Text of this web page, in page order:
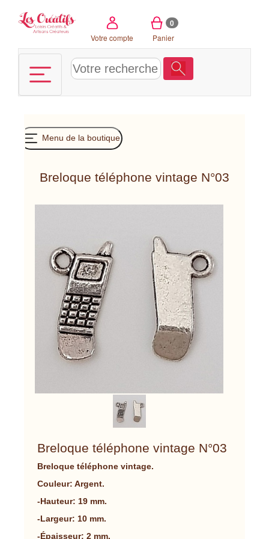
Votre compte
0
Panier
Menu de la boutique
Breloque téléphone vintage N°03
Breloque téléphone vintage N°03
Breloque téléphone vintage.
Couleur: Argent.
-Hauteur: 19 mm.
-Largeur: 10 mm.
-Épaisseur: 2 mm.